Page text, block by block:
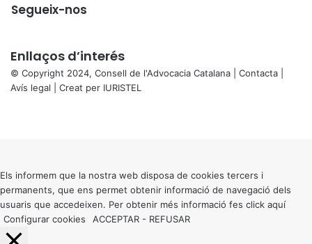
Segueix-nos
Enllaços d’interés
© Copyright 2024, Consell de l'Advocacia Catalana | Contacta
Avís legal | Creat per IURISTEL
button
Els informem que la nostra web disposa de cookies tercers i
permanents, que ens permet obtenir informació de navegació dels
usuaris que accedeixen. Per obtenir més informació fes click aquí
Configurar cookies
ACCEPTAR - REFUSAR